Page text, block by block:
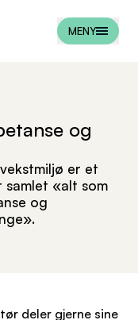
MENY
og
er et
samlet «alt som
og
deler gjerne sine